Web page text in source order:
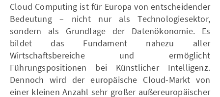
Cloud Computing ist für Europa von entscheidender
Bedeutung – nicht nur als Technologiesektor,
sondern als Grundlage der Datenökonomie. Es
bildet das Fundament nahezu aller
Wirtschaftsbereiche und ermöglicht
Führungspositionen bei Künstlicher Intelligenz.
Dennoch wird der europäische Cloud-Markt von
einer kleinen Anzahl sehr großer außereuropäischer